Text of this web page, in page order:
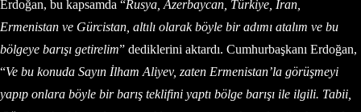
Erdoğan, bu kapsamda “Rusya, Azerbaycan, Türkiye, İran,
Ermenistan ve Gürcistan, altılı olarak böyle bir adımı atalım ve bu
bölgeye barışı getirelim” dediklerini aktardı. Cumhurbaşkanı Erdoğan,
“Ve bu konuda Sayın İlham Aliyev, zaten Ermenistan’la görüşmeyi
yapıp onlara böyle bir barış teklifini yaptı bölge barışı ile ilgili. Tabii,